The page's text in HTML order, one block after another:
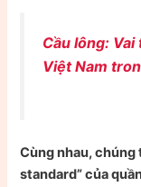
Cầu lông:
Việt Nam
Cùng nhau, chúng
standard” của